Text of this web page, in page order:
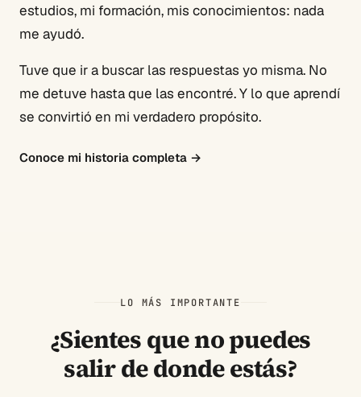
estudios, mi formación, mis conocimientos: nada
me ayudó.
Tuve que ir a buscar las respuestas yo misma. No
me detuve hasta que las encontré. Y lo que aprendí
se convirtió en mi verdadero propósito.
Conoce mi historia completa →
LO MÁS IMPORTANTE
¿Sientes que no puedes
salir de donde estás?